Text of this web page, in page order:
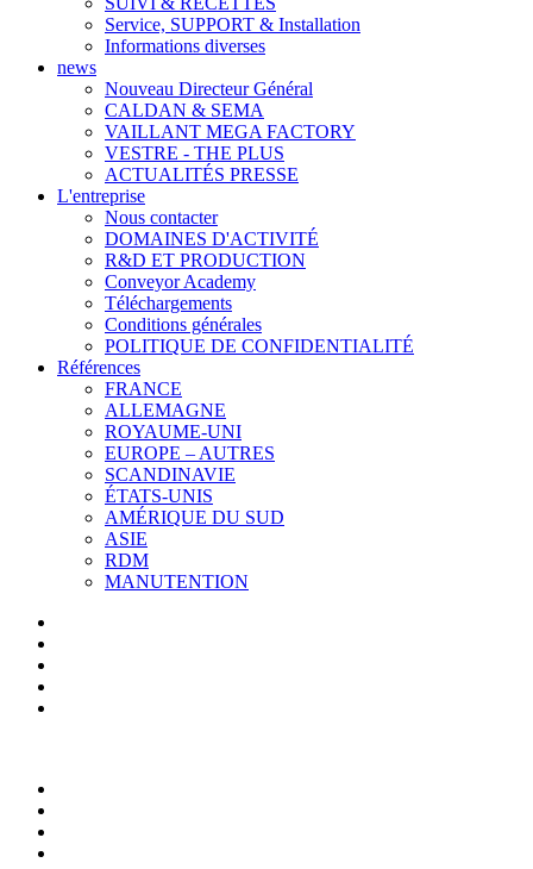
Service, SUPPORT & Installation
Informations diverses
news
Nouveau Directeur Général
CALDAN & SEMA
VAILLANT MEGA FACTORY
VESTRE - THE PLUS
ACTUALITÉS PRESSE
L'entreprise
Nous contacter
DOMAINES D'ACTIVITÉ
R&D ET PRODUCTION
Conveyor Academy
Téléchargements
Conditions générales
POLITIQUE DE CONFIDENTIALITÉ
Références
FRANCE
ALLEMAGNE
ROYAUME-UNI
EUROPE – AUTRES
SCANDINAVIE
ÉTATS-UNIS
AMÉRIQUE DU SUD
ASIE
RDM
MANUTENTION